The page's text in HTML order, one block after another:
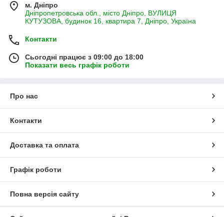
м. Дніпро
Дніпропетровська обл., місто Дніпро, ВУЛИЦЯ
КУТУЗОВА, будинок 16, квартира 7, Дніпро, Україна
Контакти
Сьогодні працює з 09:00 до 18:00
Показати весь графік роботи
Про нас
Контакти
Доставка та оплата
Графік роботи
Повна версія сайту